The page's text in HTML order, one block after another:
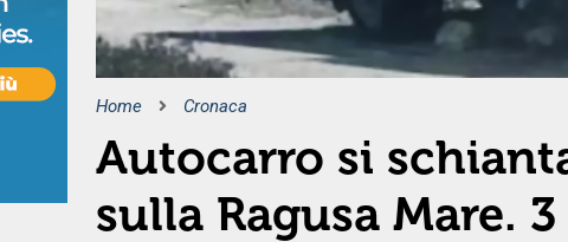
Home Cronaca
Autocarro si
sulla Ragusa Mare.